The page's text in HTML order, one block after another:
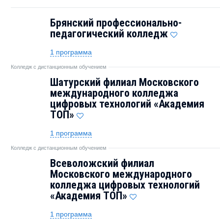
Брянский профессионально-
педагогический колледж
1 программа
Колледж с дистанционным обучением
Шатурский филиал Московского
международного колледжа
цифровых технологий «Академия
ТОП»
1 программа
Колледж с дистанционным обучением
Всеволожский филиал
Московского международного
колледжа цифровых технологий
«Академия ТОП»
1 программа